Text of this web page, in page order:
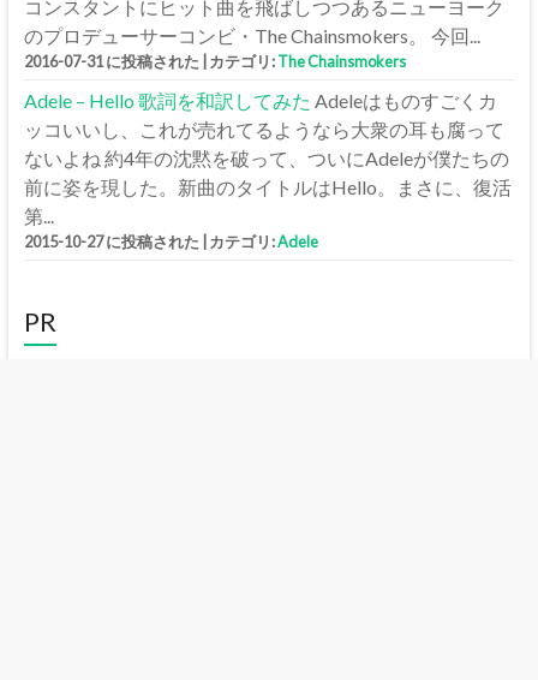
コンスタントにヒット曲を飛ばしつつあるニューヨーク
のプロデューサーコンビ・The Chainsmokers。 今回...
2016-07-31 に投稿された カテゴリ:The Chainsmokers
Adele – Hello 歌詞を和訳してみた Adeleはものすごくカ
ッコいいし、これが売れてるようなら大衆の耳も腐って
ないよね 約4年の沈黙を破って、ついにAdeleが僕たちの
前に姿を現した。新曲のタイトルはHello。まさに、復活
第...
2015-10-27 に投稿された カテゴリ:Adele
PR